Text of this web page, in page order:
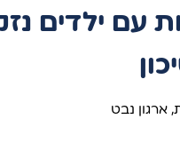
עם ילדים
ארגון נבט